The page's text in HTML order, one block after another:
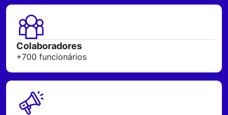
Colaboradores
+700 funcionários